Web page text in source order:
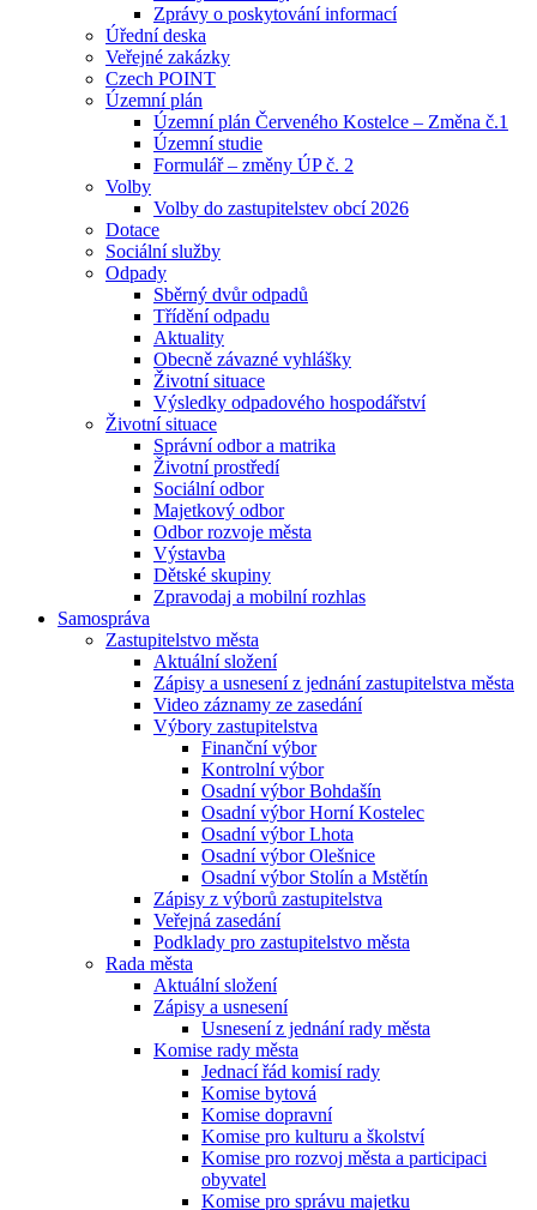
Zprávy o poskytování informací
Úřední deska
Veřejné zakázky
Czech POINT
Územní plán
Územní plán Červeného Kostelce – Změna č.1
Územní studie
Formulář – změny ÚP č. 2
Volby
Volby do zastupitelstev obcí 2026
Dotace
Sociální služby
Odpady
Sběrný dvůr odpadů
Třídění odpadu
Aktuality
Obecně závazné vyhlášky
Životní situace
Výsledky odpadového hospodářství
Životní situace
Správní odbor a matrika
Životní prostředí
Sociální odbor
Majetkový odbor
Odbor rozvoje města
Výstavba
Dětské skupiny
Zpravodaj a mobilní rozhlas
Samospráva
Zastupitelstvo města
Aktuální složení
Zápisy a usnesení z jednání zastupitelstva města
Video záznamy ze zasedání
Výbory zastupitelstva
Finanční výbor
Kontrolní výbor
Osadní výbor Bohdašín
Osadní výbor Horní Kostelec
Osadní výbor Lhota
Osadní výbor Olešnice
Osadní výbor Stolín a Mstětín
Zápisy z výborů zastupitelstva
Veřejná zasedání
Podklady pro zastupitelstvo města
Rada města
Aktuální složení
Zápisy a usnesení
Usnesení z jednání rady města
Komise rady města
Jednací řád komisí rady
Komise bytová
Komise dopravní
Komise pro kulturu a školství
Komise pro rozvoj města a participaci
obyvatel
Komise pro správu majetku